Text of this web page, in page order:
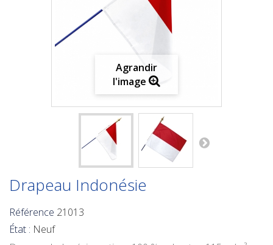
Agrandir
l'image
Drapeau Indonésie
Référence 21013
État : Neuf